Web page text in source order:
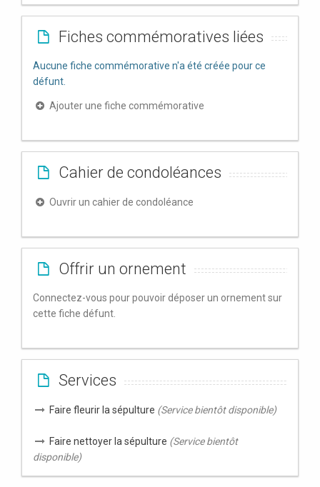
Fiches commémoratives liées
Aucune fiche commémorative n'a été créée pour ce
défunt.
Ajouter une fiche commémorative
Cahier de condoléances
Ouvrir un cahier de condoléance
Offrir un ornement
Connectez-vous pour pouvoir déposer un ornement sur
cette fiche défunt.
Services
Faire fleurir la sépulture (Service bientôt disponible)
Faire nettoyer la sépulture (Service bientôt
disponible)